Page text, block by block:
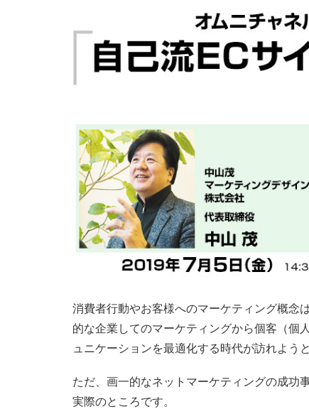
消費者行動やお客様へのマーケティング概念
的な企業してのマーケティングから個客（個
ュニケーションを最適化する時代が訪れよう
ただ、画一的なネットマーケティングの成功
実際のところです。